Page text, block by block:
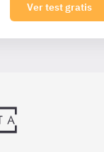
Ver test gratis